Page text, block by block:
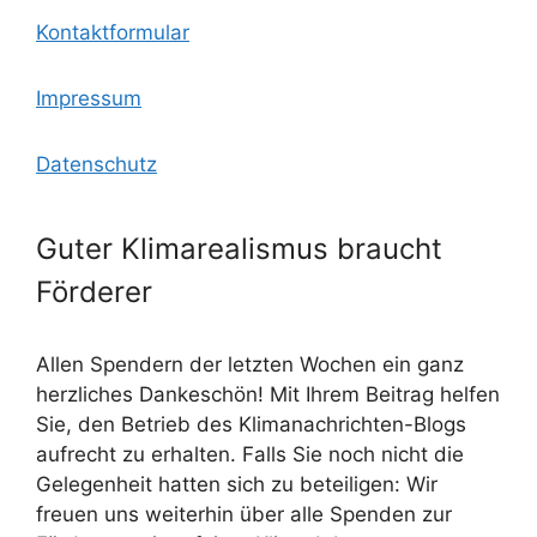
Kontaktformular
Impressum
Datenschutz
Guter Klimarealismus braucht
Förderer
Allen Spendern der letzten Wochen ein ganz
herzliches Dankeschön! Mit Ihrem Beitrag helfen
Sie, den Betrieb des Klimanachrichten-Blogs
aufrecht zu erhalten. Falls Sie noch nicht die
Gelegenheit hatten sich zu beteiligen: Wir
freuen uns weiterhin über alle Spenden zur